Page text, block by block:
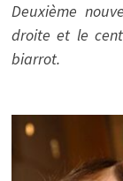
Deuxième
droite et le
biarrot.